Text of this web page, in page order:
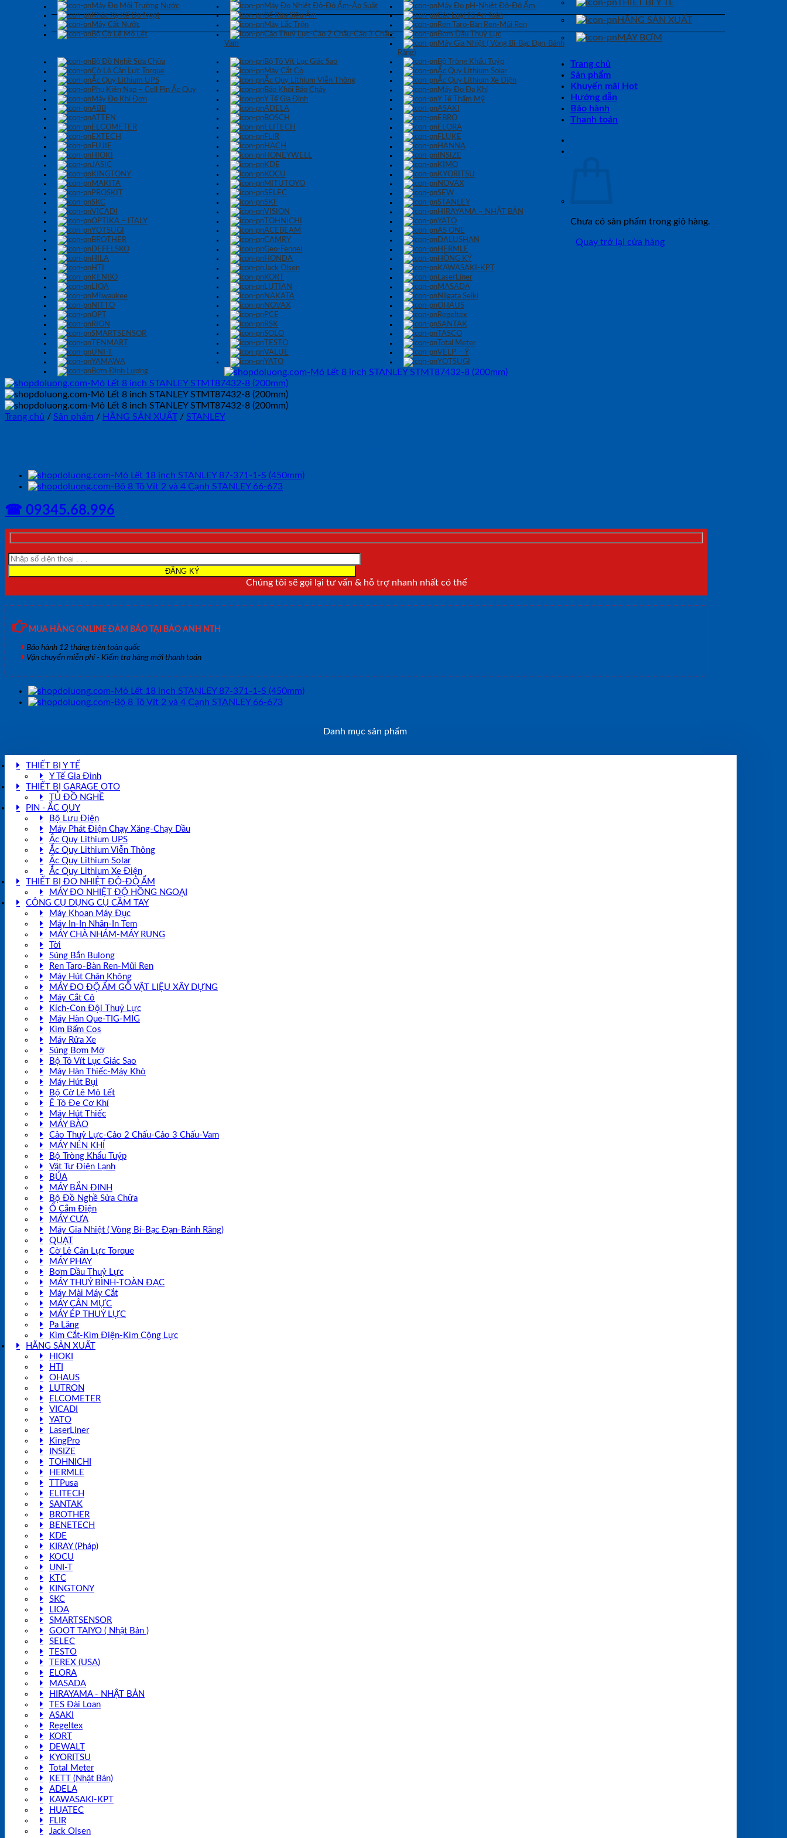
Máy Đo Môi Trường Nước
Máy Đo Nhiệt Độ-Độ Ẩm-Áp Suất
Máy Đo pH-Nhiệt Độ-Độ Ẩm
Khúc Xạ Kế Đo Ngọt
Bể Rửa Siêu Âm
Các Loại Tủ An Toàn
Máy Cất Nước
Máy Lắc Trộn
Ren Taro-Bàn Ren-Mũi Ren
Bộ Cờ Lê Mỏ Lết
Cảo Thuỷ Lực-Cảo 2 Chấu-Cảo 3 Chấu-
Vam
Bơm Dầu Thuỷ Lực
Máy Gia Nhiệt ( Vòng Bi-Bạc Đạn-Bánh
Răng)
Bộ Đồ Nghề Sửa Chữa
Bộ Tô Vít Lục Giác Sao
Bộ Tròng Khẩu Tuýp
Cờ Lê Cân Lực Torque
Máy Cắt Cỏ
Ắc Quy Lithium Solar
Ắc Quy Lithium UPS
Ắc Quy Lithium Viễn Thông
Ắc Quy Lithium Xe Điện
Phụ Kiện Nạp – Cell Pin Ắc Quy
Báo Khói Báo Cháy
Máy Đo Đa Khí
Máy Đo Khí Đơn
THIẾT BỊ Y TẾ
Y Tế Gia Đình Y Tế Thẩm Mỹ
HÃNG SẢN XUẤT
ABB ADELA
ASAKI
ATTEN
BOSCH
EBRO
ELCOMETER
ELITECH
ELORA
EXTECH
FLIR
FLUKE
FUJIE
HACH
HANNA
HIOKI
HONEYWELL
INSIZE
JASIC
KDE
KIMO
KINGTONY
KOCU
KYORITSU
MAKITA
MITUTOYO
NOVAX
PROSKIT
SELEC
SEW
SKC
SKF
STANLEY
VICADI
VISION
HIRAYAMA – NHẬT BẢN
OPTIKA – ITALY
TOHNICHI
YATO
YOTSUGI
ACEBEAM
AS ONE
BROTHER
CAMRY
DALUSHAN
DEFELSKO
Geo-Fennel
HERMLE
HILA
HONDA
HỒNG KÝ
HTI
Jack Olsen
KAWASAKI-KPT
KENBO
KORT
LaserLiner
LIOA
LUTIAN
MASADA
Milwaukee
NAKATA
Niigata Seiki
NITTO
NOVAX
OHAUS
OPT
PCE
Regeltex
RION
RSK
SANTAK
SMARTSENSOR
SOLO
TASCO
TENMART
TESTO
Total Meter
UNI-T
VALUE
VELP – Ý
YAMAWA
YATO YOTSUGI
MÁY BƠM
Bơm Định Lượng
Trang chủ
Sản phẩm
Khuyến mãi Hot
Hướng dẫn
Bảo hành
Thanh toán
Chưa có sản phẩm trong giỏ hàng.
Quay trở lại cửa hàng
Trang chủ / Sản phẩm / HÃNG SẢN XUẤT / STANLEY
☎ 09345.68.996
Chúng tôi sẽ gọi lại tư vấn & hỗ trợ nhanh nhất có thể
MUA HÀNG ONLINE ĐẢM BẢO TẠI BẢO ANH NTH
Bảo hành 12 tháng trên toàn quốc
Vận chuyển miễn phí - Kiểm tra hàng mới thanh toán
Danh mục sản phẩm
THIẾT BỊ Y TẾ
Y Tế Gia Đình
THIẾT BỊ GARAGE OTO
TỦ ĐỒ NGHỀ
PIN - ẮC QUY
Bộ Lưu Điện
Máy Phát Điện Chạy Xăng-Chạy Dầu
Ắc Quy Lithium UPS
Ắc Quy Lithium Viễn Thông
Ắc Quy Lithium Solar
Ắc Quy Lithium Xe Điện
THIẾT BỊ ĐO NHIỆT ĐỘ-ĐỘ ẨM
MÁY ĐO NHIỆT ĐỘ HỒNG NGOẠI
CÔNG CỤ DỤNG CỤ CẦM TAY
Máy Khoan Máy Đục
Máy In-In Nhãn-In Tem
MÁY CHÀ NHÁM-MÁY RUNG
Tời
Súng Bắn Bulong
Ren Taro-Bàn Ren-Mũi Ren
Máy Hút Chân Không
MÁY ĐO ĐỘ ẨM GỖ VẬT LIỆU XÂY DỰNG
Máy Cắt Cỏ
Kích-Con Đội Thuỷ Lực
Máy Hàn Que-TIG-MIG
Kìm Bấm Cos
Máy Rửa Xe
Súng Bơm Mỡ
Bộ Tô Vít Lục Giác Sao
Máy Hàn Thiếc-Máy Khò
Máy Hút Bụi
Bộ Cờ Lê Mỏ Lết
Ê Tô Đe Cơ Khí
Máy Hút Thiếc
MÁY BÀO
Cảo Thuỷ Lực-Cảo 2 Chấu-Cảo 3 Chấu-Vam
MÁY NÉN KHÍ
Bộ Tròng Khẩu Tuýp
Vật Tư Điện Lạnh
BÚA
MÁY BẮN ĐINH
Bộ Đồ Nghề Sửa Chữa
Ổ Cắm Điện
MÁY CƯA
Máy Gia Nhiệt ( Vòng Bi-Bạc Đạn-Bánh Răng)
QUẠT
Cờ Lê Cân Lực Torque
MÁY PHAY
Bơm Dầu Thuỷ Lực
MÁY THUỶ BÌNH-TOÀN ĐẠC
Máy Mài Máy Cắt
MÁY CÂN MỰC
MÁY ÉP THUỶ LỰC
Pa Lăng
Kìm Cắt-Kìm Điện-Kìm Cộng Lực
HÃNG SẢN XUẤT
HIOKI
HTI
OHAUS
LUTRON
ELCOMETER
VICADI
YATO
LaserLiner
KingPro
INSIZE
TOHNICHI
HERMLE
TTPusa
ELITECH
SANTAK
BROTHER
BENETECH
KDE
KIRAY (Pháp)
KOCU
UNI-T
KTC
KINGTONY
SKC
LIOA
SMARTSENSOR
GOOT TAIYO ( Nhật Bản )
SELEC
TESTO
TEREX (USA)
ELORA
MASADA
HIRAYAMA - NHẬT BẢN
TES Đài Loan
ASAKI
Regeltex
KORT
DEWALT
KYORITSU
Total Meter
KETT (Nhật Bản)
ADELA
KAWASAKI-KPT
HUATEC
FLIR
Jack Olsen